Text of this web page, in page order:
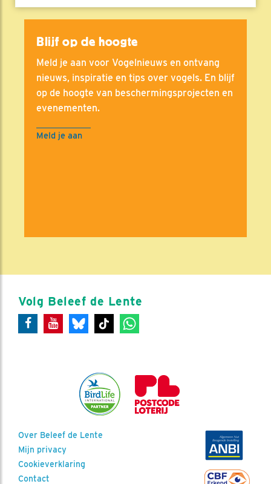
Blijf op de hoogte
Meld je aan voor Vogelnieuws en ontvang
nieuws, inspiratie en tips over vogels. En blijf
op de hoogte van beschermingsprojecten en
evenementen.
Meld je aan
Volg Beleef de Lente
Over Beleef de Lente
Mijn privacy
Cookieverklaring
Contact